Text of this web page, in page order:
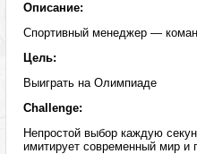
Описание:
Спортивный менеджер —
Цель:
Выиграть на Олимпиаде
Challenge:
Непростой выбор каждую
имитирует современный мир и